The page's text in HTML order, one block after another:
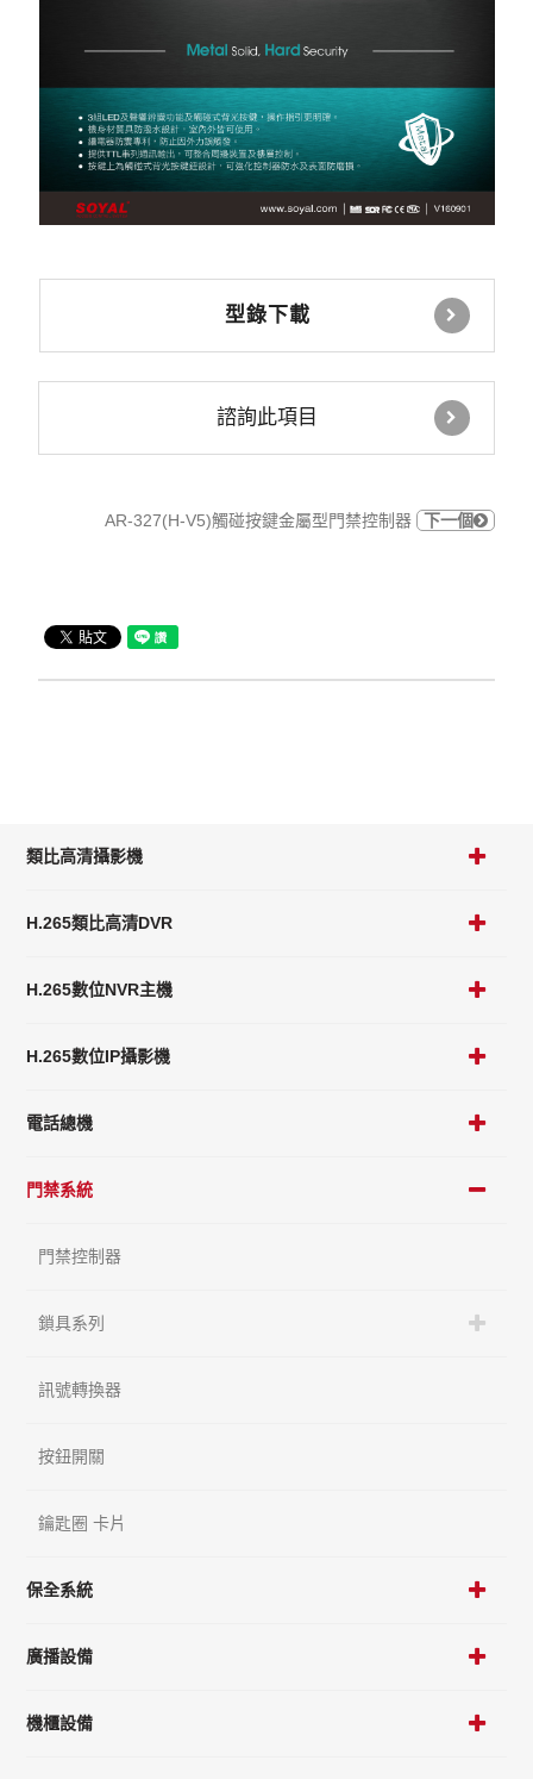
類比高清攝影機
H.265類比高清DVR
H.265數位NVR主機
H.265數位IP攝影機
電話總機
門禁系統
門禁控制器
鎖具系列
訊號轉換器
按鈕開關
鑰匙圈 卡片
保全系統
廣播設備
機櫃設備
型錄下載
諮詢此項目
AR-327(H-V5)觸碰按鍵金屬型門禁控制器 下一個